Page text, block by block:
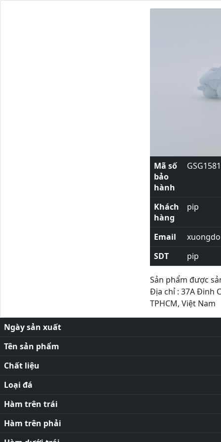
Mã số
bảo
hành
GSG1581
Khách
hàng
pip
Email
SDT
pip
Sản phẩm được
Địa chỉ : 37A Đinh
TPHCM, Việt Nam
Ngày sản xuất
Tên sản phẩm
Chất liệu
Loại đá
Hàm trên trái
Hàm trên phải